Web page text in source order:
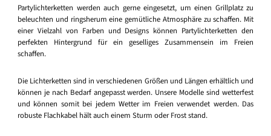
Partylichterketten werden auch gerne eingesetzt, um einen Grillplatz zu
beleuchten und ringsherum eine gemütliche Atmosphäre zu schaffen. Mit
einer Vielzahl von Farben und Designs können Partylichterketten den
perfekten Hintergrund für ein geselliges Zusammensein im Freien
schaffen.
Die Lichterketten sind in verschiedenen Größen und Längen erhältlich und
können je nach Bedarf angepasst werden. Unsere Modelle sind wetterfest
und können somit bei jedem Wetter im Freien verwendet werden. Das
robuste Flachkabel hält auch einem Sturm oder Frost stand.